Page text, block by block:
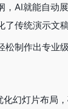
，AI就能自动
传统演示文
松制作出专业
幻灯片布局